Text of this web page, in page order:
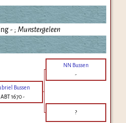
- ; Munstergeleen
NN Bussen
-
Bussen
ABT 1670-
?